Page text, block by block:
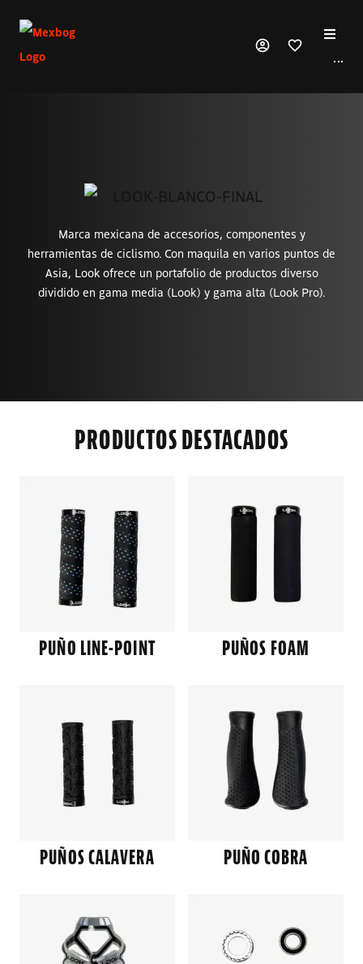
···
Marca mexicana de accesorios, componentes y
herramientas de ciclismo. Con maquila en varios puntos de
Asia, Look ofrece un portafolio de productos diverso
dividido en gama media (Look) y gama alta (Look Pro).
PRODUCTOS DESTACADOS
PUÑO LINE-POINT PUÑOS FOAM
PUÑOS CALAVERA PUÑO COBRA